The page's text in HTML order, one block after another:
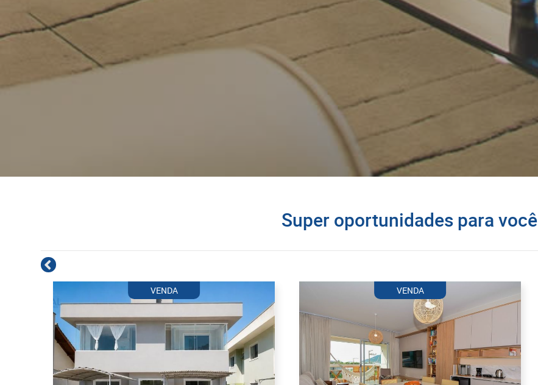
Super oportunidades para você
VENDA VENDA